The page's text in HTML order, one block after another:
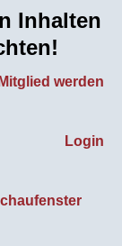
Mitglied werden
Login
Inhalten